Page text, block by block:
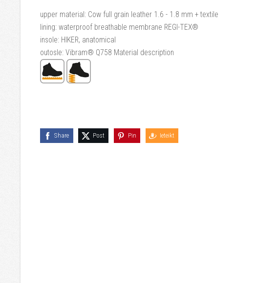
upper material: Cow full grain leather 1.6 - 1.8 mm + textile
lining: waterproof breathable membrane REGI-TEX®
insole: HIKER, anatomical
outosle: Vibram® Q758 Material description
Share Post Pin Ieteikt